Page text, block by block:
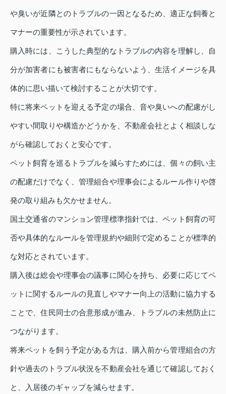
や臭いが近隣とのトラブルの一因となるため、適正な飼養と
マナーの重要性が示されています。
購入時には、こうした典型的なトラブルの内容を理解し、自
分が加害者にも被害者にもならないよう、生活イメージを具
体的に思い描いて検討することが大切です。
特に将来ペットを迎える予定の場合、音や臭いへの配慮がし
やすい間取りや構造かどうかを、不動産会社とよく相談しな
がら確認しておくと安心です。
ペット飼育を巡るトラブルを減らすためには、個々の飼い主
の配慮だけでなく、管理組合や理事会によるルール作りや啓
発の取り組みも欠かせません。
国土交通省のマンション管理標準指針では、ペット飼育の可
否や具体的なルールを管理規約や細則で定めることが標準的
な対応とされています。
購入後は総会や理事会の議事に関心を持ち、必要に応じてペ
ットに関するルールの見直しやマナー向上の活動に協力する
ことで、住民同士の合意形成が進み、トラブルの未然防止に
つながります。
将来ペットを飼う予定がある方は、購入前から管理組合の方
針や過去のトラブル状況を不動産会社を通じて確認しておく
と、入居後のギャップを減らせます。